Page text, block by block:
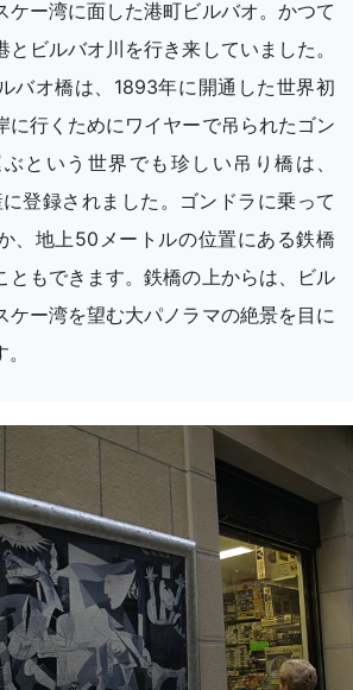
ケー湾に面した港町ビルバオ。かつて
ビルバオ川を行き来していました。
バオ橋は、1893年に開通した世界初
に行くためにワイヤーで吊られたゴン
という世界でも珍しい吊り橋は、
登録されました。ゴンドラに乗って
、地上50メートルの位置にある鉄橋
ともできます。鉄橋の上からは、ビル
ケー湾を望む大パノラマの絶景を目に